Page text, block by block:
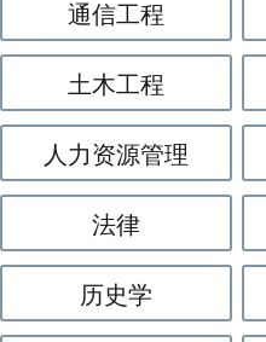
通信工程
土木工程
人力资源管理
法律
历史学